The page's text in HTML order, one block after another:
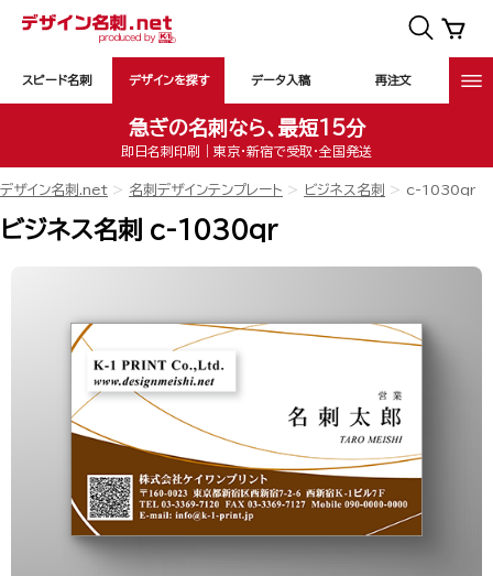
スピード名刺 デザインを探す データ入稿 再注文
急ぎの名刺なら、最短15分
即日名刺印刷｜東京・新宿で受取・全国発送
デザイン名刺.net 名刺デザインテンプレート ビジネス名刺 c-1030qr
ビジネス名刺 c-1030qr